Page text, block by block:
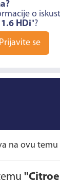
o
HDi"?
Prijavite se
na ovu temu